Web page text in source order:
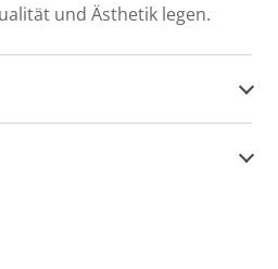
und Ästhetik legen.